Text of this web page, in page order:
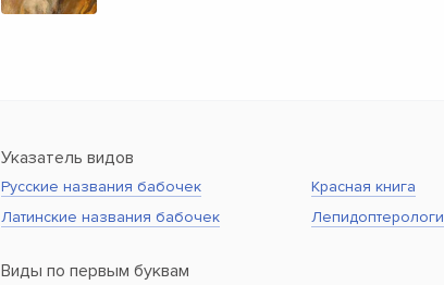
Указатель видов
Русские названия бабочек
Латинские названия бабочек
Виды по первым буквам
Красная книга
Лепидоптерологи